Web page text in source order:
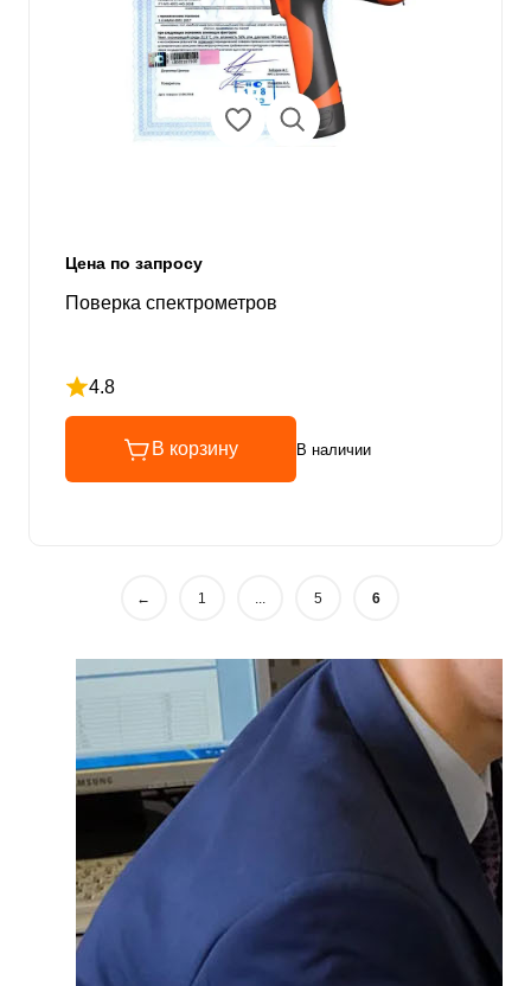
Цена по запросу
Поверка спектрометров
4.8
Рейтинг 4.8 из 5
В корзину В наличии
← 1 5 6